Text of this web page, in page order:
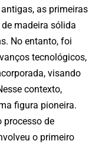
as primeiras
de madeira sólida
No entanto, foi
tecnológicos,
visando
contexto,
figura pioneira.
processo de
o primeiro